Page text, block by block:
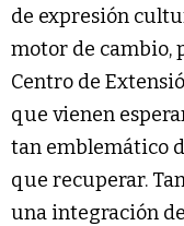
de expresión
motor de cambio,
Centro de
que vienen
tan emblemático
que recuperar.
una integración